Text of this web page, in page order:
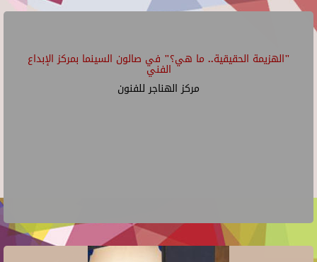
"الهزيمة الحقيقية.. ما هي؟" في صالون السينما بمركز الإبداع
الفني
مركز الهناجر للفنون